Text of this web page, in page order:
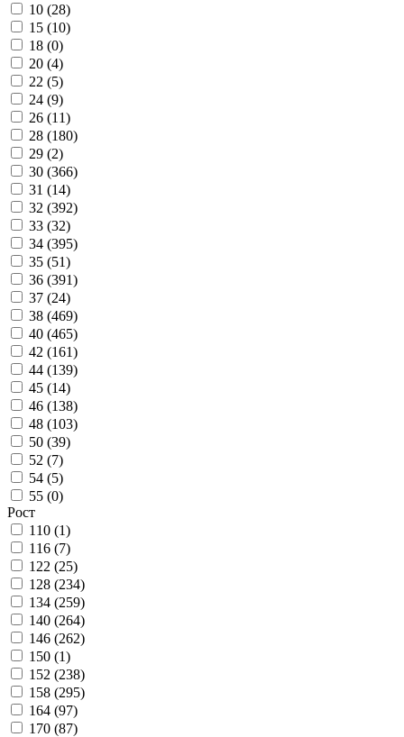
10 (28)
15 (10)
18 (0)
20 (4)
22 (5)
24 (9)
26 (11)
28 (180)
29 (2)
30 (366)
31 (14)
32 (392)
33 (32)
34 (395)
35 (51)
36 (391)
37 (24)
38 (469)
40 (465)
42 (161)
44 (139)
45 (14)
46 (138)
48 (103)
50 (39)
52 (7)
54 (5)
55 (0)
Рост
110 (1)
116 (7)
122 (25)
128 (234)
134 (259)
140 (264)
146 (262)
150 (1)
152 (238)
158 (295)
164 (97)
170 (87)